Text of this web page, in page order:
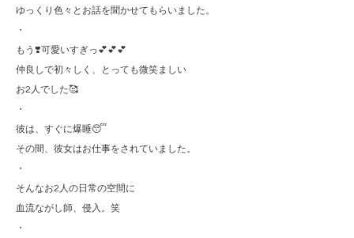
ゆっくり色々とお話を聞かせてもらいました。
・
もう❣️可愛いすぎっ💕💕💕
仲良しで初々しく、とっても微笑ましい
お2人でした🥰
・
彼は、すぐに爆睡😴
その間、彼女はお仕事をされていました。
・
そんなお2人の日常の空間に
血流ながし師、侵入。笑
・